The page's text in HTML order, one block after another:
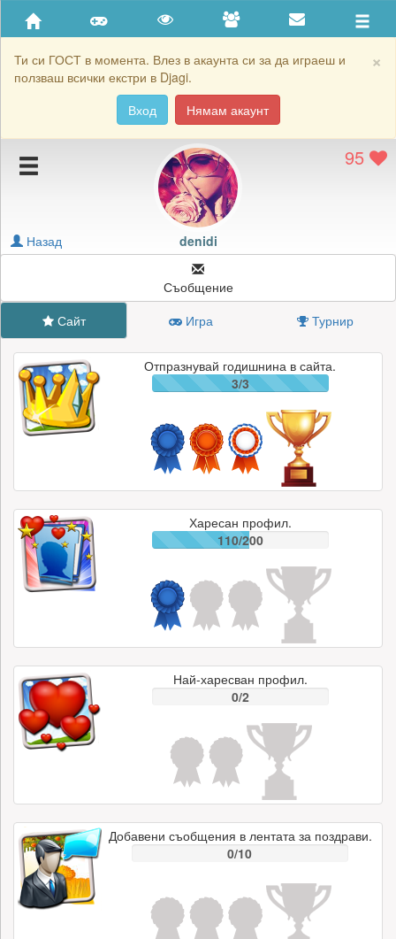
×
Ти си ГОСТ в момента. Влез в акаунта си за да играеш и
ползваш всички екстри в Djagi.
Вход
Нямам акаунт
Приятели
Хронология на игри
Подаръците на denidi
Картичките на denidi
Блокирай denidi
95
denidi
Назад
Съобщение
Сайт
Игра Турнир
Отпразнувай годишнина в сайта.
3/3
Харесан профил.
110/200
Най-харесван профил.
0/2
Добавени съобщения в лентата за поздрави.
0/10